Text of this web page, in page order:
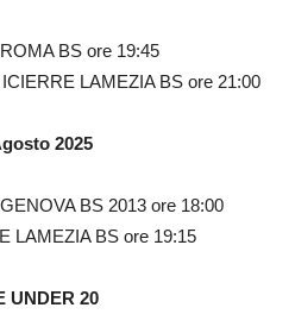
BS ore 19:45
LAMEZIA BS ore 21:00
2025
BS 2013 ore 18:00
LAMEZIA BS ore 19:15
UNDER 20